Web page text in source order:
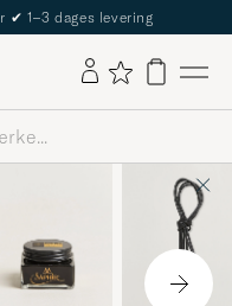
✔ 1–3 dages levering